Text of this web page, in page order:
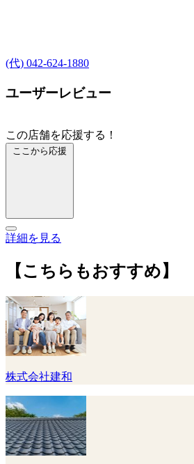
(代) 042-624-1880
ユーザーレビュー
この店舗を応援する！
ここから応援
詳細を見る
【こちらもおすすめ】
株式会社建和